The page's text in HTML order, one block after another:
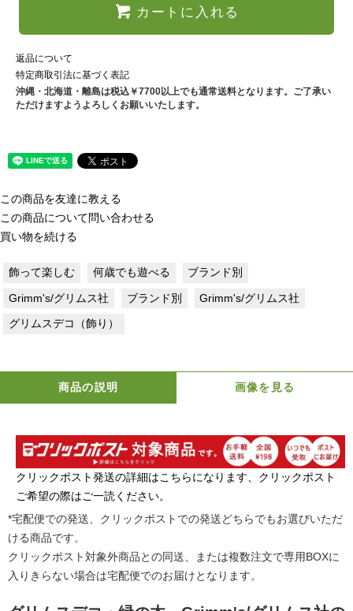
カートに入れる
返品について
特定商取引法に基づく表記
沖縄・北海道・離島は税込￥7700以上でも通常送料となります。ご了承い
ただけますようよろしくお願いいたします。
この商品を友達に教える
この商品について問い合わせる
買い物を続ける
飾って楽しむ 何歳でも遊べる ブランド別
Grimm's/グリムス社 ブランド別 Grimm's/グリムス社
グリムスデコ（飾り）
商品の説明 画像を見る
クリックポスト発送の詳細はこちらになります、クリックポスト
ご希望の際はご一読ください。
*宅配便での発送、クリックポストでの発送どちらでもお選びいただ
ける商品です。
クリックポスト対象外商品との同送、または複数注文で専用BOXに
入りきらない場合は宅配便でのお届けとなります。